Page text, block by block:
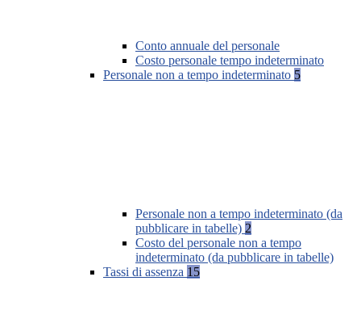
Conto annuale del personale
Costo personale tempo indeterminato
Personale non a tempo indeterminato 5
Personale non a tempo indeterminato (da
pubblicare in tabelle) 2
Costo del personale non a tempo
indeterminato (da pubblicare in tabelle)
Tassi di assenza 15